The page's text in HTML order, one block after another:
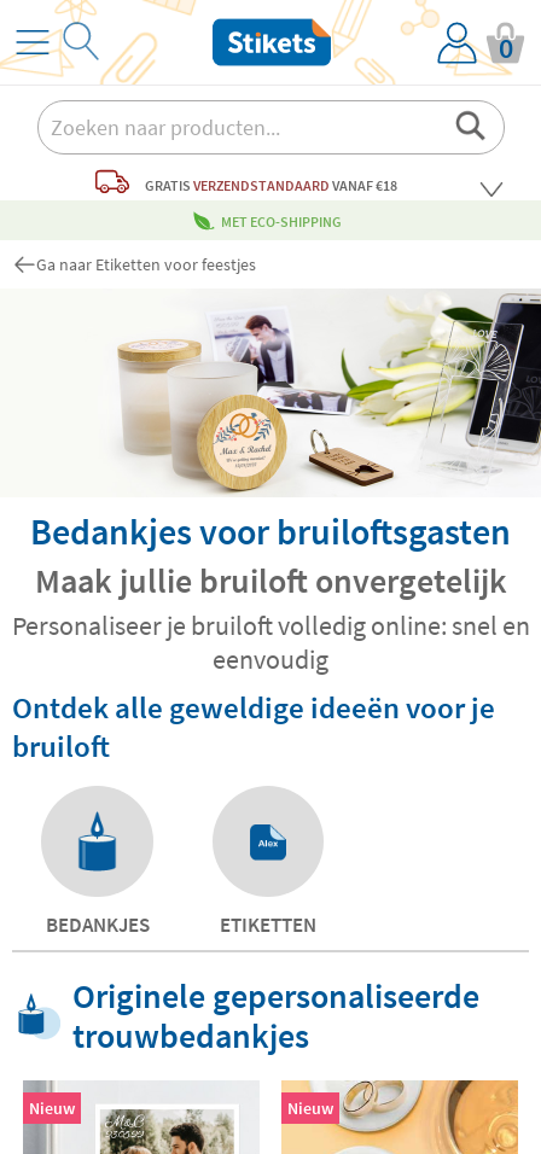
0
GRATIS VERZENDSTANDAARD VANAF €18
MET ECO-SHIPPING
Ga naar Etiketten voor feestjes
Bedankjes voor bruiloftsgasten
Maak jullie bruiloft onvergetelijk
Personaliseer je bruiloft volledig online: snel en
eenvoudig
Ontdek alle geweldige ideeën voor je
bruiloft
BEDANKJES ETIKETTEN
Originele gepersonaliseerde
trouwbedankjes
Nieuw Nieuw